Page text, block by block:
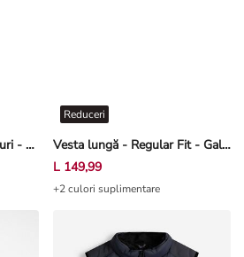
Blazer - Mânecă trei sferturi - Roz Vesta lungă - Regular Fit - Galben
Reduceri
L 149,99
+2 culori suplimentare